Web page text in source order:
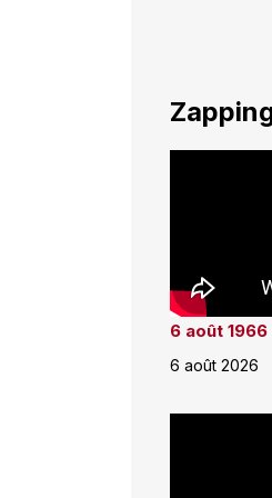
6 août
6 août 2026